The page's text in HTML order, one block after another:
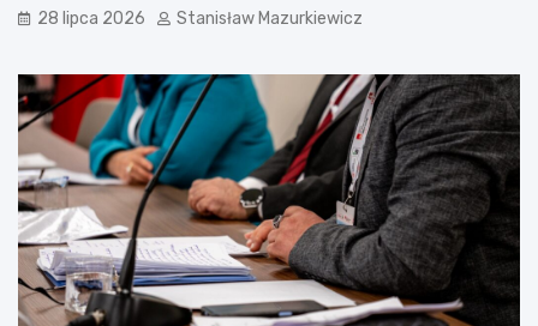
28 lipca 2026 Stanisław Mazurkiewicz